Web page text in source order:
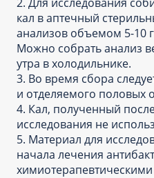
кал в аптечный
анализов объемом 5-10
Можно собрать анализ
утра в холодильнике.
3. Во время сбора
и отделяемого половых
4. Кал, полученный
исследования не
5. Материал для
начала лечения